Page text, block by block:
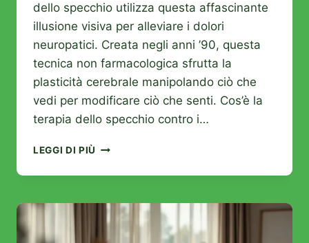
dello specchio utilizza questa affascinante
illusione visiva per alleviare i dolori
neuropatici. Creata negli anni ’90, questa
tecnica non farmacologica sfrutta la
plasticità cerebrale manipolando ciò che
vedi per modificare ciò che senti. Cos’è la
terapia dello specchio contro i…
LEGGI DI PIÙ TERAPIA
COME
NATURALMENTE